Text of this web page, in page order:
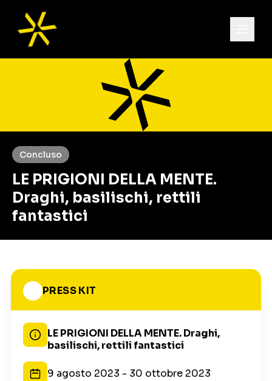
Concluso
LE PRIGIONI DELLA MENTE.
Draghi, basilischi, rettili
fantastici
PRESS KIT
LE PRIGIONI DELLA MENTE. Draghi,
basilischi, rettili fantastici
9 agosto 2023 - 30 ottobre 2023